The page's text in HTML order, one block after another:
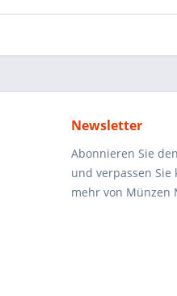
Newsletter
Abonnieren Sie
und verpassen
mehr von Münzen